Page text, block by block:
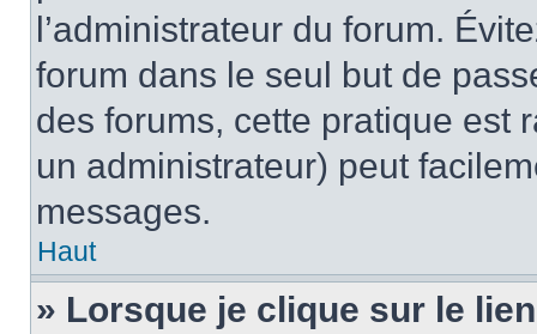
l’administrateur du forum.
forum dans le seul but de
des forums, cette pratique est
un administrateur) peut
messages.
Haut
» Lorsque je clique sur le